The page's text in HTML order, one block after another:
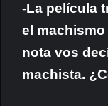
-La película
el
nota vos
machista.